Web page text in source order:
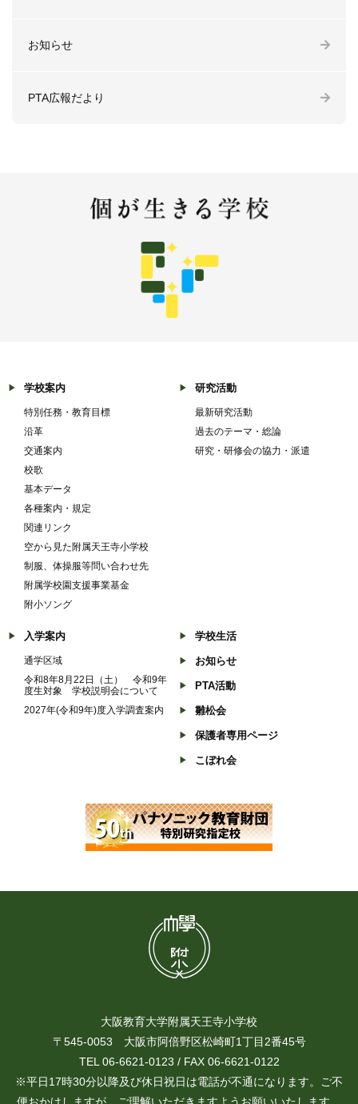
お知らせ
PTA広報だより
学校案内
特別任務・教育目標
沿革
交通案内
校歌
基本データ
各種案内・規定
関連リンク
空から見た附属天王寺小学校
制服、体操服等問い合わせ先
附属学校園支援事業基金
附小ソング
研究活動
最新研究活動
過去のテーマ・総論
研究・研修会の協力・派遣
入学案内
通学区域
令和8年8月22日（土） 令和9年
度生対象 学校説明会について
2027年(令和9年)度入学調査案内
学校生活
お知らせ
PTA活動
雛松会
保護者専用ページ
こぼれ会
大阪教育大学附属天王寺小学校
〒545-0053 大阪市阿倍野区松崎町1丁目2番45号
TEL 06-6621-0123 / FAX 06-6621-0122
※平日17時30分以降及び休日祝日は電話が不通になります。ご不